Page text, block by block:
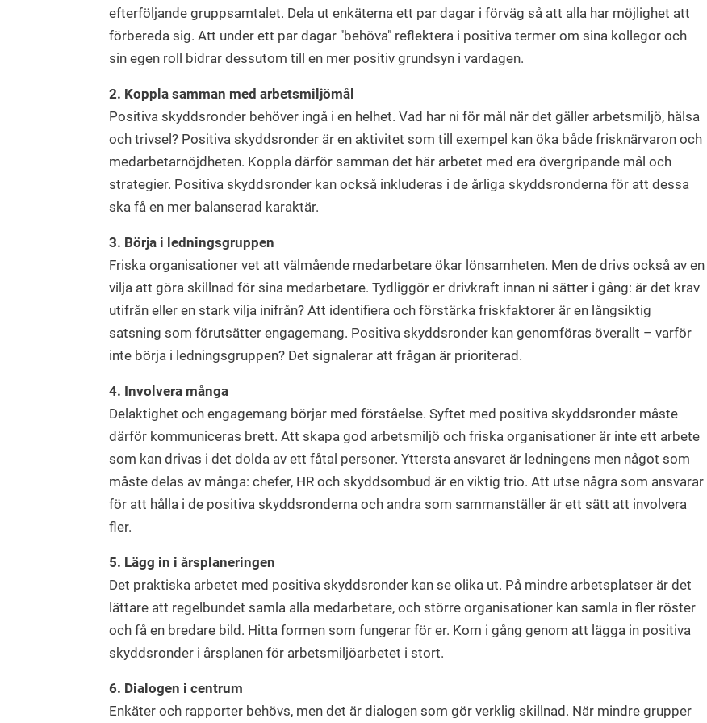
efterföljande gruppsamtalet. Dela ut enkäterna ett par dagar i förväg så att alla har möjlighet att
förbereda sig. Att under ett par dagar "behöva" reflektera i positiva termer om sina kollegor och
sin egen roll bidrar dessutom till en mer positiv grundsyn i vardagen.
2. Koppla samman med arbetsmiljömål
Positiva skyddsronder behöver ingå i en helhet. Vad har ni för mål när det gäller arbetsmiljö, hälsa
och trivsel? Positiva skyddsronder är en aktivitet som till exempel kan öka både frisknärvaron och
medarbetarnöjdheten. Koppla därför samman det här arbetet med era övergripande mål och
strategier. Positiva skyddsronder kan också inkluderas i de årliga skyddsronderna för att dessa
ska få en mer balanserad karaktär.
3. Börja i ledningsgruppen
Friska organisationer vet att välmående medarbetare ökar lönsamheten. Men de drivs också av en
vilja att göra skillnad för sina medarbetare. Tydliggör er drivkraft innan ni sätter i gång: är det krav
utifrån eller en stark vilja inifrån? Att identifiera och förstärka friskfaktorer är en långsiktig
satsning som förutsätter engagemang. Positiva skyddsronder kan genomföras överallt – varför
inte börja i ledningsgruppen? Det signalerar att frågan är prioriterad.
4. Involvera många
Delaktighet och engagemang börjar med förståelse. Syftet med positiva skyddsronder måste
därför kommuniceras brett. Att skapa god arbetsmiljö och friska organisationer är inte ett arbete
som kan drivas i det dolda av ett fåtal personer. Yttersta ansvaret är ledningens men något som
måste delas av många: chefer, HR och skyddsombud är en viktig trio. Att utse några som ansvarar
för att hålla i de positiva skyddsronderna och andra som sammanställer är ett sätt att involvera
fler.
5. Lägg in i årsplaneringen
Det praktiska arbetet med positiva skyddsronder kan se olika ut. På mindre arbetsplatser är det
lättare att regelbundet samla alla medarbetare, och större organisationer kan samla in fler röster
och få en bredare bild. Hitta formen som fungerar för er. Kom i gång genom att lägga in positiva
skyddsronder i årsplanen för arbetsmiljöarbetet i stort.
6. Dialogen i centrum
Enkäter och rapporter behövs, men det är dialogen som gör verklig skillnad. När mindre grupper